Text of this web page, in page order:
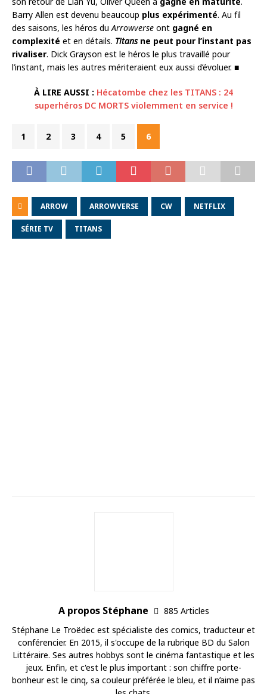
Barry Allen est devenu beaucoup plus expérimenté. Au fil
des saisons, les héros du Arrowverse ont gagné en
complexité et en détails. Titansne peut pour l’instant pas
rivaliser. Dick Grayson est le héros le plus travaillé pour
l’instant, mais les autres mériteraient eux aussi d’évoluer. ■
À LIRE AUSSI : Hécatombe chez les TITANS : 24
superhéros DC MORTS violemment en service !
1 2 3 4 5 6
ARROW ARROWVERSE CW NETFLIX
SÉRIE TV TITANS
A propos Stéphane
885 Articles
Stéphane Le Troëdec est spécialiste des comics, traducteur et
conférencier. En 2015, il s'occupe de la rubrique BD du Salon
Littéraire. Ses autres hobbys sont le cinéma fantastique et les
jeux. Enfin, et c'est le plus important : son chiffre porte-
bonheur est le cinq, sa couleur préférée le bleu, et il n’aime pas